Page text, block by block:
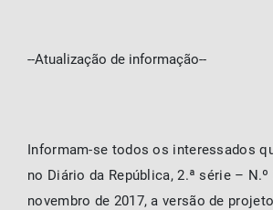
--Atualização de informação--
Informam-se todos os interessados
no Diário da República, 2.ª série –
novembro de 2017, a versão de projeto